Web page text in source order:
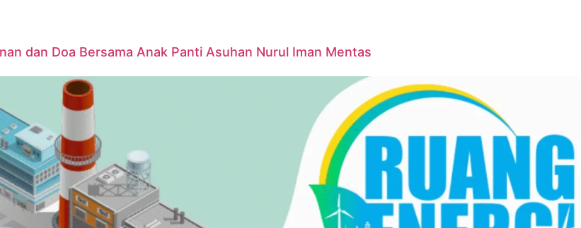
dan Doa Bersama Anak Panti Asuhan Nurul Iman Mentas